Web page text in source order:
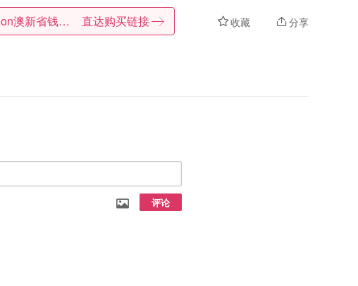
收藏 分享
Dealmoon澳新省钱快报 直达购买链接
评论